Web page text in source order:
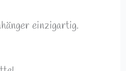
einzigartig.